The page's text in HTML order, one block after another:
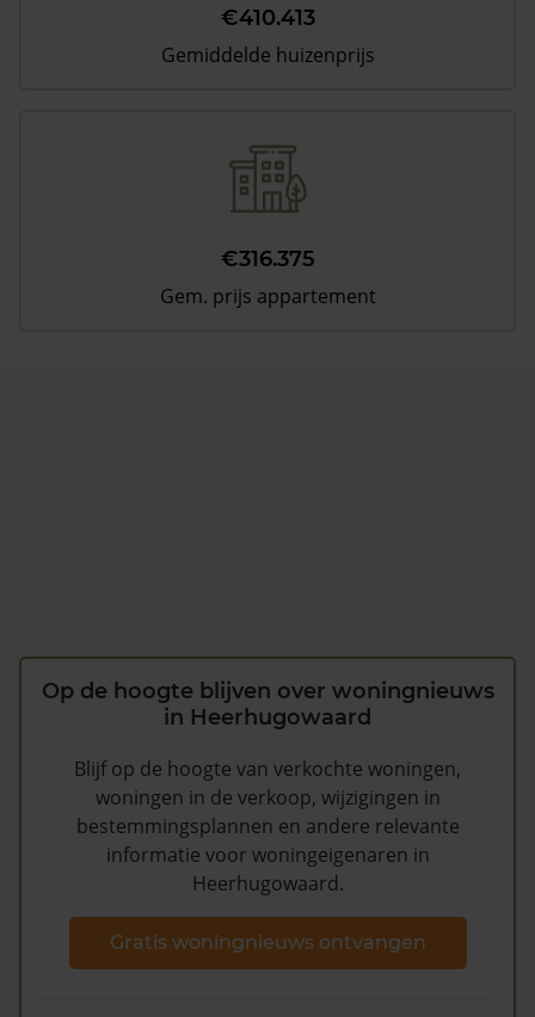
€410.413
Gemiddelde huizenprijs
€316.375
Gem. prijs appartement
Op de hoogte blijven over woningnieuws
in Heerhugowaard
Blijf op de hoogte van verkochte woningen,
woningen in de verkoop, wijzigingen in
bestemmingsplannen en andere relevante
informatie voor woningeigenaren in
Heerhugowaard.
Gratis woningnieuws ontvangen